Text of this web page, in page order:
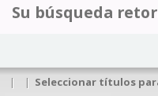
Su búsqueda
| | Seleccionar títulos